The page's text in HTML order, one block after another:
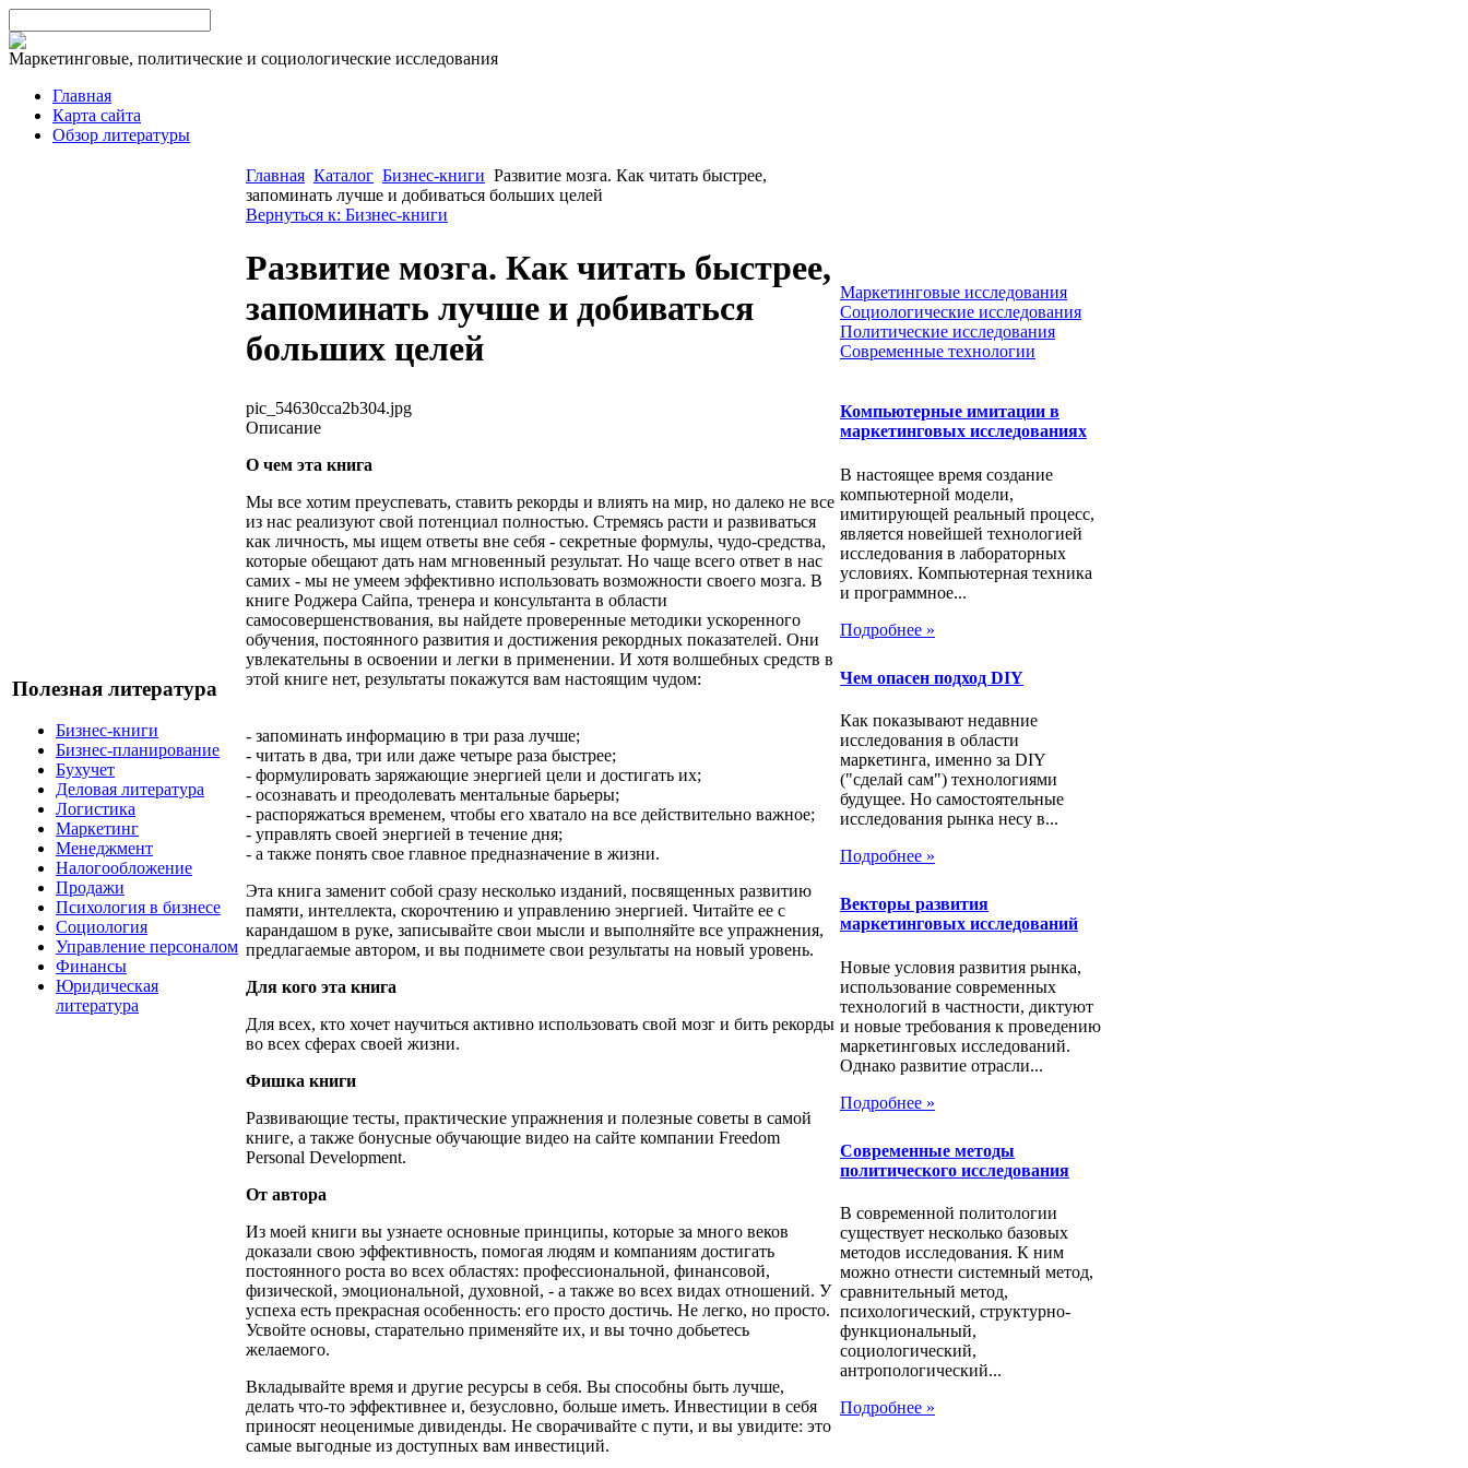
Маркетинговые, политические и социологические исследования
Главная
Карта сайта
Обзор литературы
Полезная литература
Бизнес-книги
Бизнес-планирование
Бухучет
Деловая литература
Логистика
Маркетинг
Менеджмент
Налогообложение
Продажи
Психология в бизнесе
Социология
Управление персоналом
Финансы
Юридическая
литература
Главная Каталог Бизнес-книги Развитие мозга. Как читать быстрее,
запоминать лучше и добиваться больших целей
Вернуться к: Бизнес-книги
Развитие мозга. Как читать быстрее,
запоминать лучше и добиваться
больших целей
pic_54630cca2b304.jpg
Описание
О чем эта книга
Мы все хотим преуспевать, ставить рекорды и влиять на мир, но далеко не все
из нас реализуют свой потенциал полностью. Стремясь расти и развиваться
как личность, мы ищем ответы вне себя - секретные формулы, чудо-средства,
которые обещают дать нам мгновенный результат. Но чаще всего ответ в нас
самих - мы не умеем эффективно использовать возможности своего мозга. В
книге Роджера Сайпа, тренера и консультанта в области
самосовершенствования, вы найдете проверенные методики ускоренного
обучения, постоянного развития и достижения рекордных показателей. Они
увлекательны в освоении и легки в применении. И хотя волшебных средств в
этой книге нет, результаты покажутся вам настоящим чудом:
- запоминать информацию в три раза лучше;
- читать в два, три или даже четыре раза быстрее;
- формулировать заряжающие энергией цели и достигать их;
- осознавать и преодолевать ментальные барьеры;
- распоряжаться временем, чтобы его хватало на все действительно важное;
- управлять своей энергией в течение дня;
- а также понять свое главное предназначение в жизни.
Эта книга заменит собой сразу несколько изданий, посвященных развитию
памяти, интеллекта, скорочтению и управлению энергией. Читайте ее с
карандашом в руке, записывайте свои мысли и выполняйте все упражнения,
предлагаемые автором, и вы поднимете свои результаты на новый уровень.
Для кого эта книга
Для всех, кто хочет научиться активно использовать свой мозг и бить рекорды
во всех сферах своей жизни.
Фишка книги
Развивающие тесты, практические упражнения и полезные советы в самой
книге, а также бонусные обучающие видео на сайте компании Freedom
Personal Development.
От автора
Из моей книги вы узнаете основные принципы, которые за много веков
доказали свою эффективность, помогая людям и компаниям достигать
постоянного роста во всех областях: профессиональной, финансовой,
физической, эмоциональной, духовной, - а также во всех видах отношений. У
успеха есть прекрасная особенность: его просто достичь. Не легко, но просто.
Усвойте основы, старательно применяйте их, и вы точно добьетесь
желаемого.
Вкладывайте время и другие ресурсы в себя. Вы способны быть лучше,
делать что-то эффективнее и, безусловно, больше иметь. Инвестиции в себя
приносят неоценимые дивиденды. Не сворачивайте с пути, и вы увидите: это
самые выгодные из доступных вам инвестиций.
Маркетинговые исследования
Социологические исследования
Политические исследования
Современные технологии
Компьютерные имитации в
маркетинговых исследованиях
В настоящее время создание
компьютерной модели,
имитирующей реальный процесс,
является новейшей технологией
исследования в лабораторных
условиях. Компьютерная техника
и программное...
Подробнее »
Чем опасен подход DIY
Как показывают недавние
исследования в области
маркетинга, именно за DIY
("сделай сам") технологиями
будущее. Но самостоятельные
исследования рынка несу в...
Подробнее »
Векторы развития
маркетинговых исследований
Новые условия развития рынка,
использование современных
технологий в частности, диктуют
и новые требования к проведению
маркетинговых исследований.
Однако развитие отрасли...
Подробнее »
Современные методы
политического исследования
В современной политологии
существует несколько базовых
методов исследования. К ним
можно отнести системный метод,
сравнительный метод,
психологический, структурно-
функциональный,
социологический,
антропологический...
Подробнее »